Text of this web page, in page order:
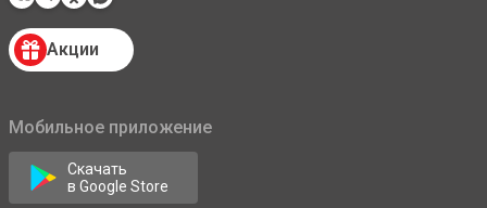
Акции
Мобильное приложение
Скачать
в Google Store